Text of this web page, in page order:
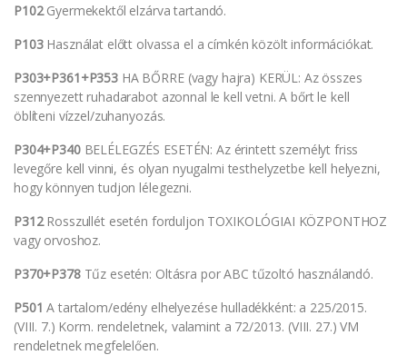
P102Gyermekektől elzárva tartandó.
P103 Használat előtt olvassa el a címkén közölt információkat.
P303+P361+P353 HA BŐRRE (vagy hajra) KERÜL: Az összes
szennyezett ruhadarabot azonnal le kell vetni. A bőrt le kell
öblíteni vízzel/zuhanyozás.
P304+P340BELÉLEGZÉS ESETÉN: Az érintett személyt friss
levegőre kell vinni, és olyan nyugalmi testhelyzetbe kell helyezni,
hogy könnyen tudjon lélegezni.
P312 Rosszullét esetén forduljon TOXIKOLÓGIAI KÖZPONTHOZ
vagy orvoshoz.
P370+P378Tűz esetén: Oltásra por ABC tűzoltó használandó.
P501A tartalom/edény elhelyezése hulladékként: a 225/2015.
(VIII. 7.) Korm. rendeletnek, valamint a 72/2013. (VIII. 27.) VM
rendeletnek megfelelően.